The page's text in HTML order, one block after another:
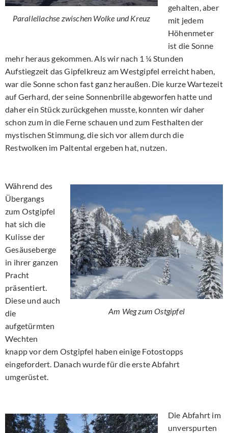
Parallellachse zwischen Wolke und Kreuz
gehalten, aber
mit jedem
Höhenmeter
ist die Sonne
mehr heraus gekommen. Als wir nach 1 ¼ Stunden
Aufstiegzeit das Gipfelkreuz am Westgipfel erreicht haben,
war die Sonne schon fast ganz heraußen. Die kurze Wartezeit
auf Gerhard, der seine Sonnenbrille abgeworfen hatte und
daher ein Stück zurückgehen musste, konnten wir daher
schon zum in die Ferne schauen und zum Festhalten der
mystischen Stimmung, die sich vor allem durch die
Restwolken im Paltental ergeben hat, nutzen.
Am Weg zum Ostgipfel
Während des
Übergangs
zum Ostgipfel
hat sich die
Kulisse der
Gesäuseberge
in ihrer ganzen
Pracht
präsentiert.
Diese und auch
die
aufgetürmten
Wechten
knapp vor dem Ostgipfel haben einige Fotostopps
eingefordert. Danach wurde für die erste Abfahrt
umgerüstet.
Die Abfahrt im
unverspurten